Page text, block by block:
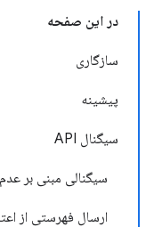
در این صفحه
سازگاری
پیشینه
سیگنال API
سیگنالی مبنی بر
ارسال فهرستی از